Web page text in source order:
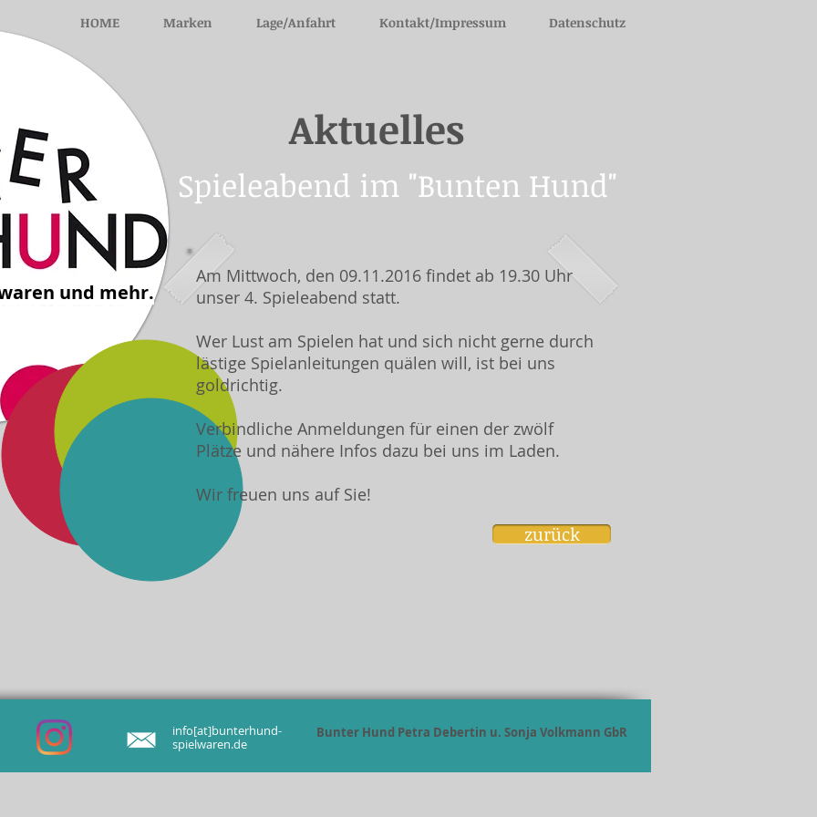
HOME Marken Lage/Anfahrt Kontakt/Impressum Datenschutz
Aktuelles
Spieleabend im "Bunten Hund"
Am Mittwoch, den 09.11.2016 findet ab 19.30 Uhr
unser 4. Spieleabend statt.
Wer Lust am Spielen hat und sich nicht gerne durch
lästige Spielanleitungen quälen will, ist bei uns
goldrichtig.
Verbindliche Anmeldungen für einen der zwölf
Plätze und nähere Infos dazu bei uns im Laden.
Wir freuen uns auf Sie!
zurück
und mehr.
info[at]bunterhund-
spielwaren.de
Bunter Hund Petra Debertin u. Sonja Volkmann GbR